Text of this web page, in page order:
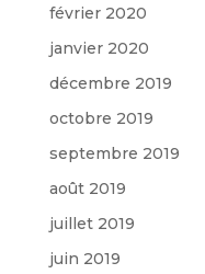
février 2020
janvier 2020
décembre 2019
octobre 2019
septembre 2019
août 2019
juillet 2019
juin 2019